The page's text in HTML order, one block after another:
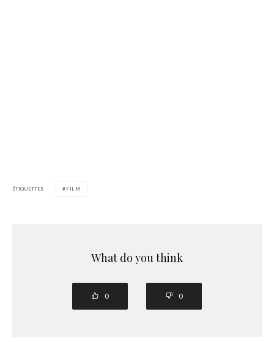
ÉTIQUETTES FILM
What do you think
0 0